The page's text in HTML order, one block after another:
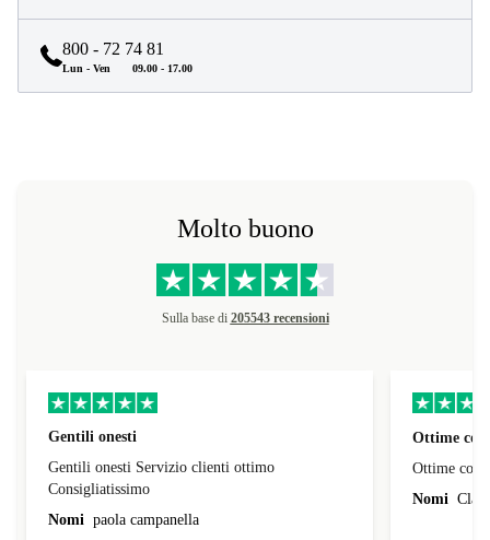
800 - 72 74 81
Lun - Ven 09.00 - 17.00
Molto buono
Sulla base di 205543 recensioni
Gentili onesti
Gentili onesti Servizio clienti ottimo
Consigliatissimo
Nomi paola campanella
Ottime
Ottime
Nomi